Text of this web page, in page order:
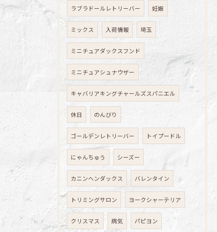
ラブラドールレトリーバー 妊娠
ミックス 入荷情報 埼玉
ミニチュアダックスフンド
ミニチュアシュナウザー
キャバリアキングチャールズスパニエル
休日 のんびり
ゴールデンレトリーバー トイプードル
にゃんちゅう シーズー
カニンヘンダックス バレンタイン
トリミングサロン ヨークシャーテリア
クリスマス 病気 パピヨン